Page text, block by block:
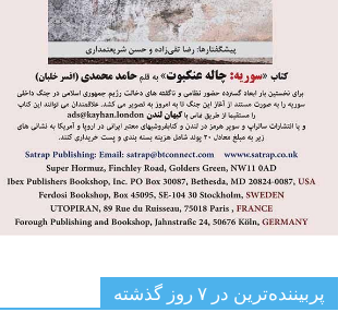
پربیننده‌ترین‌ در ۷ روز گذشته